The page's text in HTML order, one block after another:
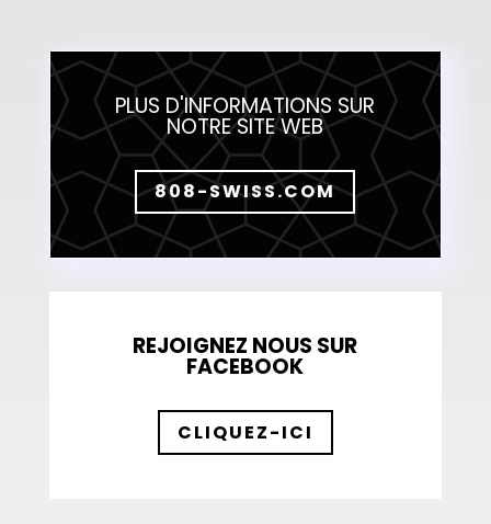
PLUS D'INFORMATIONS SUR
NOTRE SITE WEB
808-SWISS.COM
REJOIGNEZ NOUS SUR
FACEBOOK
CLIQUEZ-ICI